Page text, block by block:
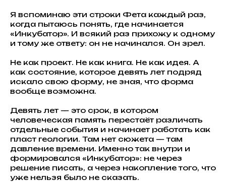
Я вспоминаю эти строки Фета каждый раз,
когда пытаюсь понять, где начинается
«Инкубатор». И всякий раз прихожу к одному
и тому же ответу: он не начинался. Он зрел.
Не как проект. Не как книга. Не как идея. А
как состояние, которое девять лет подряд
искало свою форму, не зная, что форма
вообще возможна.
Девять лет — это срок, в котором
человеческая память перестаёт различать
отдельные события и начинает работать как
пласт геологии. Там нет сюжета — там
давление времени. Именно так внутри и
формировался «Инкубатор»: не через
решение писать, а через накопление того, что
уже нельзя было не сказать.